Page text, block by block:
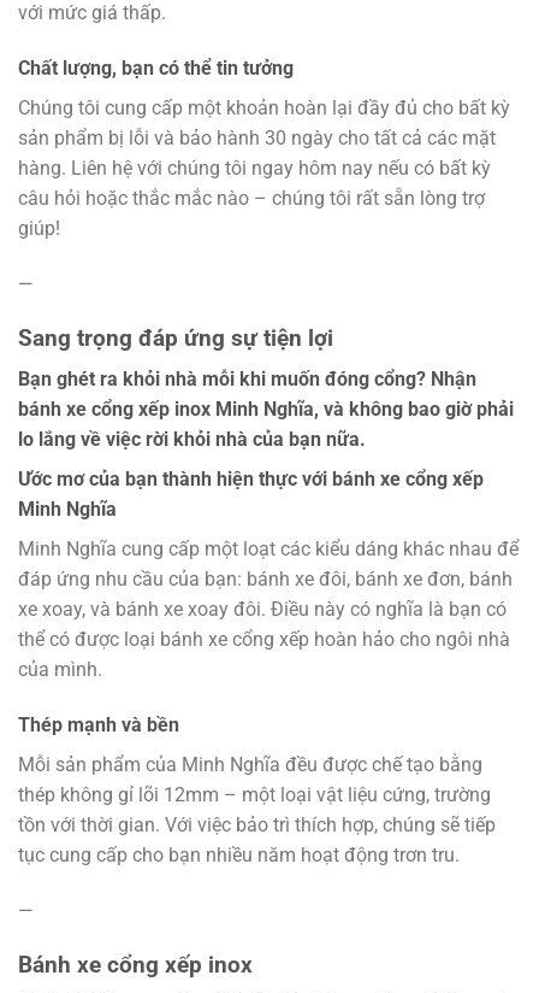
với mức giá thấp.
Chất lượng, bạn có thể tin tưởng
Chúng tôi cung cấp một khoản hoàn lại đầy đủ cho bất kỳ
sản phẩm bị lỗi và bảo hành 30 ngày cho tất cả các mặt
hàng. Liên hệ với chúng tôi ngay hôm nay nếu có bất kỳ
câu hỏi hoặc thắc mắc nào – chúng tôi rất sẵn lòng trợ
giúp!
—
Sang trọng đáp ứng sự tiện lợi
Bạn ghét ra khỏi nhà mỗi khi muốn đóng cổng? Nhận
bánh xe cổng xếp inox Minh Nghĩa, và không bao giờ phải
lo lắng về việc rời khỏi nhà của bạn nữa.
Ước mơ của bạn thành hiện thực với bánh xe cổng xếp
Minh Nghĩa
Minh Nghĩa cung cấp một loạt các kiểu dáng khác nhau để
đáp ứng nhu cầu của bạn: bánh xe đôi, bánh xe đơn, bánh
xe xoay, và bánh xe xoay đôi. Điều này có nghĩa là bạn có
thể có được loại bánh xe cổng xếp hoàn hảo cho ngôi nhà
của mình.
Thép mạnh và bền
Mỗi sản phẩm của Minh Nghĩa đều được chế tạo bằng
thép không gỉ lõi 12mm – một loại vật liệu cứng, trường
tồn với thời gian. Với việc bảo trì thích hợp, chúng sẽ tiếp
tục cung cấp cho bạn nhiều năm hoạt động trơn tru.
—
Bánh xe cổng xếp inox